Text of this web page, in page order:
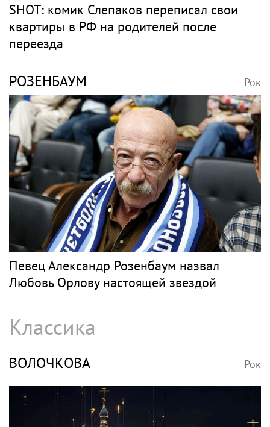
SHOT: комик Слепаков переписал свои
квартиры в РФ на родителей после
переезда
РОЗЕНБАУМ Рок
Певец Александр Розенбаум назвал
Любовь Орлову настоящей звездой
Классика
ВОЛОЧКОВА Рок